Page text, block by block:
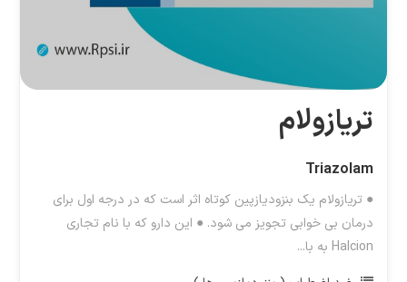
تریازولام
Triazolam
● تریازولام یک بنزودیازپین کوتاه اثر است که در درجه اول برای
درمان بی خوابی تجویز می شود. ● این دارو که با نام تجاری
Halcion به با...